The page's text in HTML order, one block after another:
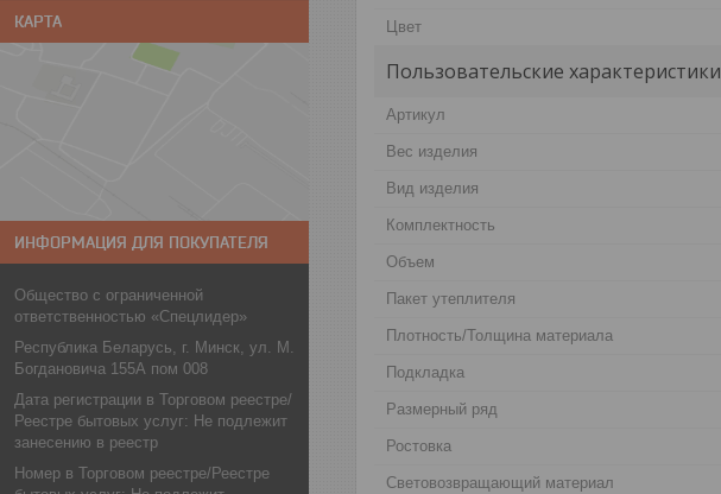
КАРТА
ИНФОРМАЦИЯ ДЛЯ ПОКУПАТЕЛЯ
Общество с ограниченной
ответственностью «Спецлидер»
Республика Беларусь, г. Минск, ул. М.
Богдановича 155А пом 008
Дата регистрации в Торговом реестре/
Реестре бытовых услуг: Не подлежит
занесению в реестр
Номер в Торговом реестре/Реестре
Цвет
Пользовательские характеристики
Артикул
Вес изделия
Вид изделия
Комплектность
Объем
Пакет утеплителя
Плотность/Толщина материала
Подкладка
Размерный ряд
Ростовка
Световозвращающий материал